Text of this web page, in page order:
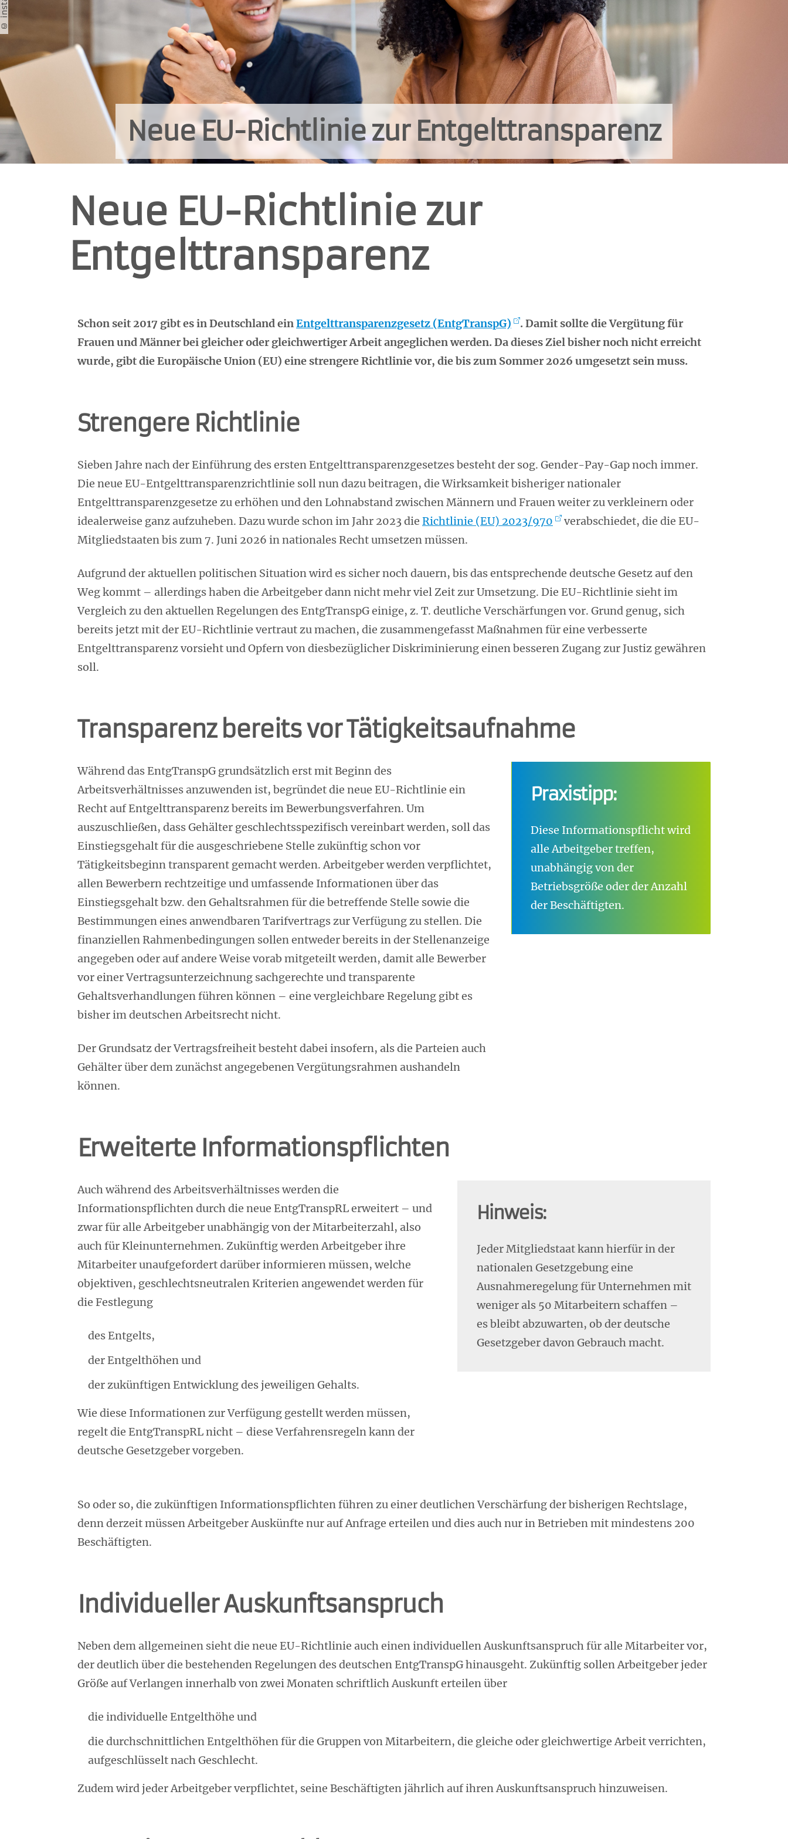
Neue EU-Richtlinie zur Entgelttransparenz
Neue EU-Richtlinie zur
Entgelttransparenz
Schon seit 2017 gibt es in Deutschland einEntgelttransparenzgesetz (EntgTranspG)
. Damit sollte die Vergütung für
Frauen und Männer bei gleicher oder gleichwertiger Arbeit angeglichen werden. Da dieses Ziel bisher noch nicht erreicht
wurde, gibt die Europäische Union (EU) eine strengere Richtlinie vor, die bis zum Sommer 2026 umgesetzt sein muss.
Strengere Richtlinie
Sieben Jahre nach der Einführung des ersten Entgelttransparenzgesetzes besteht der sog. Gender-Pay-Gap noch immer.
Die neue EU-Entgelttransparenzrichtlinie soll nun dazu beitragen, die Wirksamkeit bisheriger nationaler
Entgelttransparenzgesetze zu erhöhen und den Lohnabstand zwischen Männern und Frauen weiter zu verkleinern oder
idealerweise ganz aufzuheben. Dazu wurde schon im Jahr 2023 die Richtlinie (EU) 2023/970
verabschiedet, die die EU-
Mitgliedstaaten bis zum 7. Juni 2026 in nationales Recht umsetzen müssen.
Aufgrund der aktuellen politischen Situation wird es sicher noch dauern, bis das entsprechende deutsche Gesetz auf den
Weg kommt – allerdings haben die Arbeitgeber dann nicht mehr viel Zeit zur Umsetzung. Die EU-Richtlinie sieht im
Vergleich zu den aktuellen Regelungen des EntgTranspG einige, z. T. deutliche Verschärfungen vor. Grund genug, sich
bereits jetzt mit der EU-Richtlinie vertraut zu machen, die zusammengefasst Maßnahmen für eine verbesserte
Entgelttransparenz vorsieht und Opfern von diesbezüglicher Diskriminierung einen besseren Zugang zur Justiz gewähren
soll.
Transparenz bereits vor Tätigkeitsaufnahme
Während das EntgTranspG grundsätzlich erst mit Beginn des
Arbeitsverhältnisses anzuwenden ist, begründet die neue EU-Richtlinie ein
Recht auf Entgelttransparenz bereits im Bewerbungsverfahren. Um
auszuschließen, dass Gehälter geschlechtsspezifisch vereinbart werden, soll das
Einstiegsgehalt für die ausgeschriebene Stelle zukünftig schon vor
Tätigkeitsbeginn transparent gemacht werden. Arbeitgeber werden verpflichtet,
allen Bewerbern rechtzeitige und umfassende Informationen über das
Einstiegsgehalt bzw. den Gehaltsrahmen für die betreffende Stelle sowie die
Bestimmungen eines anwendbaren Tarifvertrags zur Verfügung zu stellen. Die
finanziellen Rahmenbedingungen sollen entweder bereits in der Stellenanzeige
angegeben oder auf andere Weise vorab mitgeteilt werden, damit alle Bewerber
vor einer Vertragsunterzeichnung sachgerechte und transparente
Gehaltsverhandlungen führen können – eine vergleichbare Regelung gibt es
bisher im deutschen Arbeitsrecht nicht.
Der Grundsatz der Vertragsfreiheit besteht dabei insofern, als die Parteien auch
Gehälter über dem zunächst angegebenen Vergütungsrahmen aushandeln
können.
Praxistipp:
Diese Informationspflicht wird
alle Arbeitgeber treffen,
unabhängig von der
Betriebsgröße oder der Anzahl
der Beschäftigten.
Erweiterte Informationspflichten
Auch während des Arbeitsverhältnisses werden die
Informationspflichten durch die neue EntgTranspRL erweitert – und
zwar für alle Arbeitgeber unabhängig von der Mitarbeiterzahl, also
auch für Kleinunternehmen. Zukünftig werden Arbeitgeber ihre
Mitarbeiter unaufgefordert darüber informieren müssen, welche
objektiven, geschlechtsneutralen Kriterien angewendet werden für
die Festlegung
des Entgelts,
der Entgelthöhen und
der zukünftigen Entwicklung des jeweiligen Gehalts.
Wie diese Informationen zur Verfügung gestellt werden müssen,
regelt die EntgTranspRL nicht – diese Verfahrensregeln kann der
deutsche Gesetzgeber vorgeben.
Hinweis:
Jeder Mitgliedstaat kann hierfür in der
nationalen Gesetzgebung eine
Ausnahmeregelung für Unternehmen mit
weniger als 50 Mitarbeitern schaffen –
es bleibt abzuwarten, ob der deutsche
Gesetzgeber davon Gebrauch macht.
So oder so, die zukünftigen Informationspflichten führen zu einer deutlichen Verschärfung der bisherigen Rechtslage,
denn derzeit müssen Arbeitgeber Auskünfte nur auf Anfrage erteilen und dies auch nur in Betrieben mit mindestens 200
Beschäftigten.
Individueller Auskunftsanspruch
Neben dem allgemeinen sieht die neue EU-Richtlinie auch einen individuellen Auskunftsanspruch für alle Mitarbeiter vor,
der deutlich über die bestehenden Regelungen des deutschen EntgTranspG hinausgeht. Zukünftig sollen Arbeitgeber jeder
Größe auf Verlangen innerhalb von zwei Monaten schriftlich Auskunft erteilen über
die individuelle Entgelthöhe und
die durchschnittlichen Entgelthöhen für die Gruppen von Mitarbeitern, die gleiche oder gleichwertige Arbeit verrichten,
aufgeschlüsselt nach Geschlecht.
Zudem wird jeder Arbeitgeber verpflichtet, seine Beschäftigten jährlich auf ihren Auskunftsanspruch hinzuweisen.